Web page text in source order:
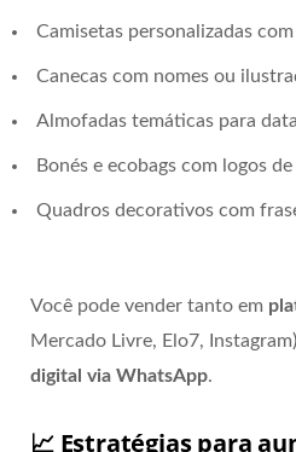
Camisetas personalizadas
Canecas com nomes ou
Almofadas temáticas para
Bonés e ecobags com logos
Quadros decorativos com
Você pode vender tanto em
Mercado Livre, Elo7,
digital via WhatsApp.
📈 Estratégias para